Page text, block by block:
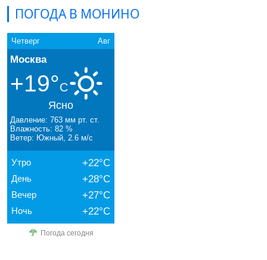
ПОГОДА В МОНИНО
Четверг Авг
Москва
+19°C
Ясно
Давление: 763 мм рт. ст.
Влажность: 82 %
Ветер: Южный, 2.6 м/с
Утро +22°C
День +28°C
Вечер +27°C
Ночь +22°C
Погода сегодня